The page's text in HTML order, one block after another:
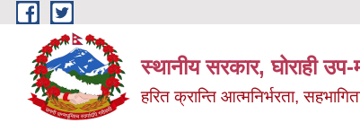
Skip to main content
स्थानीय सरकार, घोराही उप-
हरित क्रान्ति आत्मनिर्भरता,